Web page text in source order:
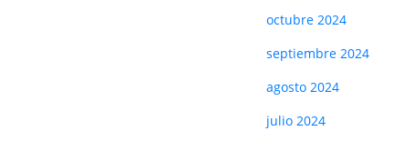
octubre 2024
septiembre 2024
agosto 2024
julio 2024